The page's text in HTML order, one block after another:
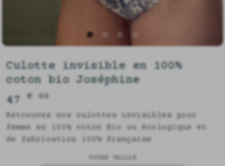
Culotte invisible en 100%
coton bio Joséphine
47€ 00
Retrouvez nos culottes invisibles pour
femme en 100% coton Bio ou écologique et
de fabrication 100% française
VOTRE TAILLE